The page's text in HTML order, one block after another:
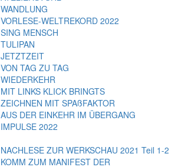
WANDLUNG
VORLESE-WELTREKORD 2022
SING MENSCH
TULIPAN
JETZTZEIT
VON TAG ZU TAG
WIEDERKEHR
MIT LINKS KLICK BRINGTS
ZEICHNEN MIT SPAßFAKTOR
AUS DER EINKEHR IM ÜBERGANG
IMPULSE 2022
NACHLESE ZUR WERKSCHAU 2021 Teil 1-2
KOMM ZUM MANIFEST DER